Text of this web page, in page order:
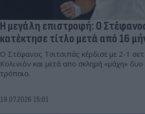
Η μεγάλη επιστροφή: O
κατέκτησε τίτλο μετά από 16
Ο Στέφανος Τσιτσιπάς κέρδισε με 2-1
Κολινιόν και μετά απο σκληρή «μάχη»
τρόπαιο.
19.07.2026 15:01